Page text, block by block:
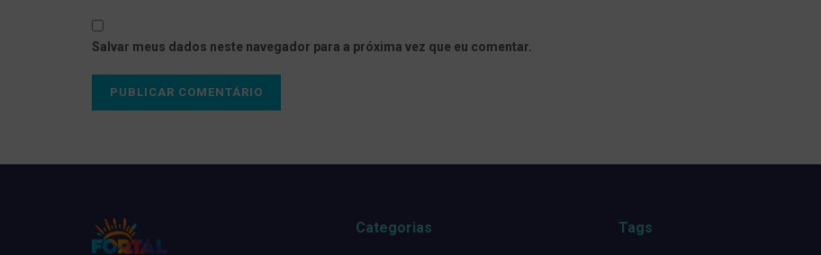
Salvar meus dados neste navegador para a próxima vez que eu comentar.
Categorias Tags